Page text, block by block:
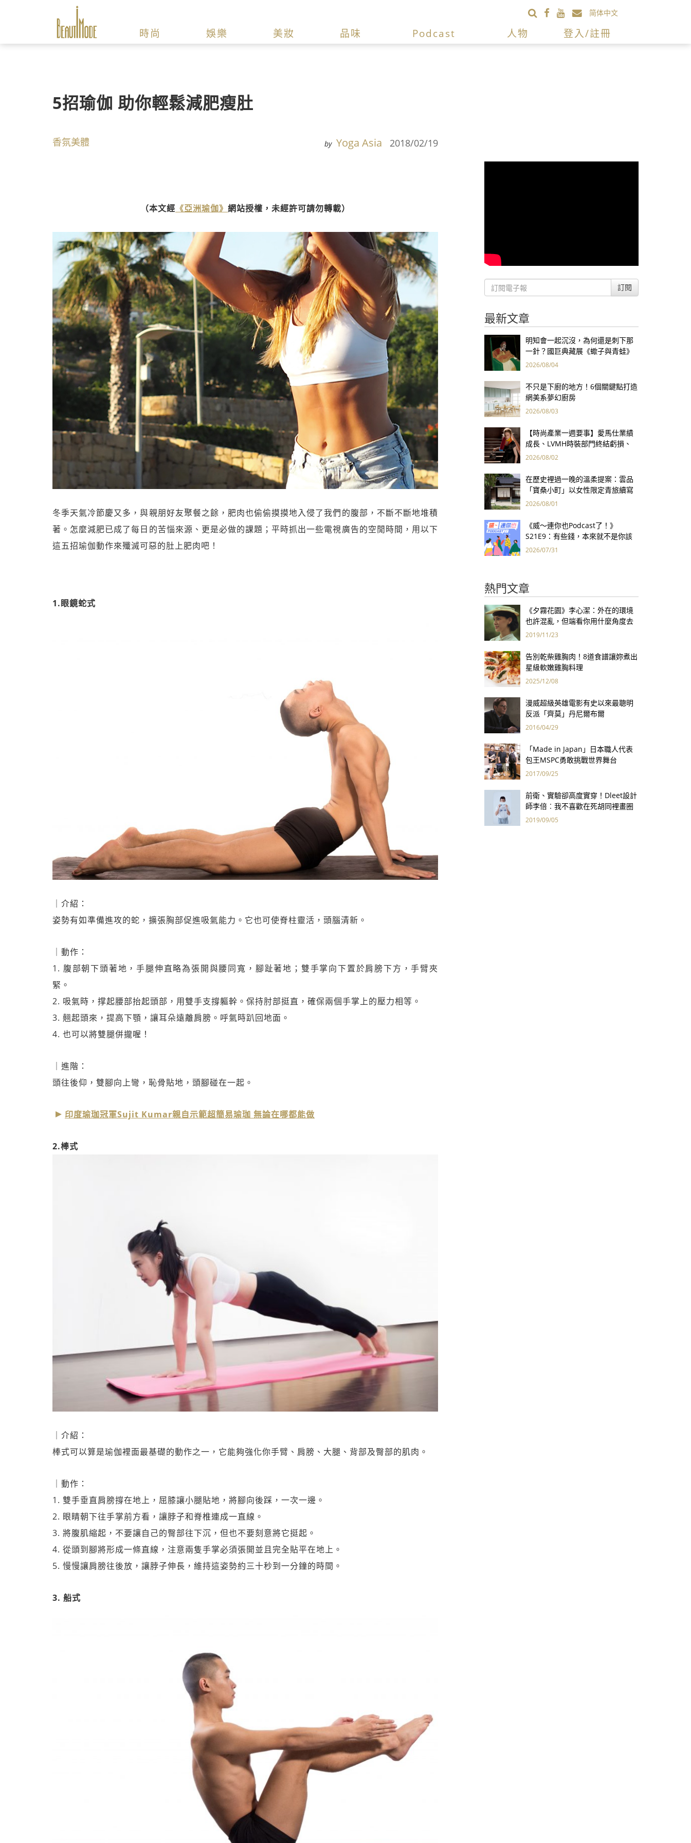
简体中文
時尚 娛樂 美妝 品味 Podcast 人物 登入/註冊
5招瑜伽 助你輕鬆減肥瘦肚
香氛美體 by Yoga Asia 2018/02/19
（本文經 《亞洲瑜伽》 網站授權，未經許可請勿轉載）
冬季天氣冷節慶又多，與親朋好友聚餐之餘，肥肉也偷偷摸摸地入侵了我們的腹部，不斷不斷地堆積
著。怎麼減肥已成了每日的苦惱來源、更是必做的課題；平時抓出一些電視廣告的空閒時間，用以下
這五招瑜伽動作來殲滅可惡的肚上肥肉吧！
1.眼鏡蛇式
｜介紹：
姿勢有如準備進攻的蛇，擴張胸部促進吸氣能力。它也可使脊柱靈活，頭腦清新。
｜動作：
1. 腹部朝下頭著地，手腿伸直略為張開與腰同寬，腳趾著地；雙手掌向下置於肩膀下方，手臂夾
緊。
2. 吸氣時，撑起腰部抬起頭部，用雙手支撐軀幹。保持肘部挺直，確保兩個手掌上的壓力相等。
3. 翹起頭來，提高下顎，讓耳朵遠離肩膀。呼氣時趴回地面。
4. 也可以將雙腿併攏喔！
｜進階：
頭往後仰，雙腳向上彎，恥骨貼地，頭腳碰在一起。
印度瑜珈冠軍Sujit Kumar親自示範超簡易瑜珈 無論在哪都能做
2.棒式
｜介紹：
棒式可以算是瑜伽裡面最基礎的動作之一，它能夠強化你手臂、肩膀、大腿、背部及臀部的肌肉。
｜動作：
1. 雙手垂直肩膀撐在地上，屈膝讓小腿貼地，將腳向後踩，一次一邊。
2. 眼睛朝下往手掌前方看，讓脖子和脊椎連成一直線。
3. 將腹肌縮起，不要讓自己的臀部往下沉，但也不要刻意將它挺起。
4. 從頭到腳將形成一條直線，注意兩隻手掌必須張開並且完全貼平在地上。
5. 慢慢讓肩膀往後放，讓脖子伸長，維持這姿勢約三十秒到一分鐘的時間。
3. 船式
訂閱
最新文章
明知會一起沉沒，為何還是刺下那
一針？國巨典藏展《蠍子與青蛙》
用66件名作拷問人性
2026/08/04
不只是下廚的地方！6個關鍵點打造
網美系夢幻廚房
2026/08/03
【時尚產業一週要事】愛馬仕業績
成長、LVMH時裝部門終結虧損、
Kering轉型策略初現成效、Prada
2026/08/02
在歷史裡過一晚的溫柔提案：雲品
「寶桑小町」以女性限定青旅續寫
台東老屋記憶
2026/08/01
《威～連你也Podcast了！》
S21E9：有些錢，本來就不是你該
賺的——讀《一個投機者的告白》
2026/07/31
熱門文章
《夕霧花園》李心潔：外在的環境
也許混亂，但端看你用什麼角度去
看世界
2019/11/23
告別乾柴雞胸肉！8道食譜讓妳煮出
星級軟嫩雞胸料理
2025/12/08
漫威超級英雄電影有史以來最聰明
反派「齊莫」丹尼爾布爾
2016/04/29
「Made in Japan」日本職人代表
包王MSPC勇敢挑戰世界舞台
2017/09/25
前衛、實驗卻高度實穿！Dleet設計
師李倍︰我不喜歡在死胡同裡畫圈
圈
2019/09/05